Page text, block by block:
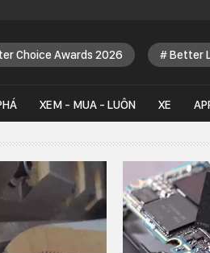
Choice Awards 2026 Better
XEM - MUA - LUÔN XE